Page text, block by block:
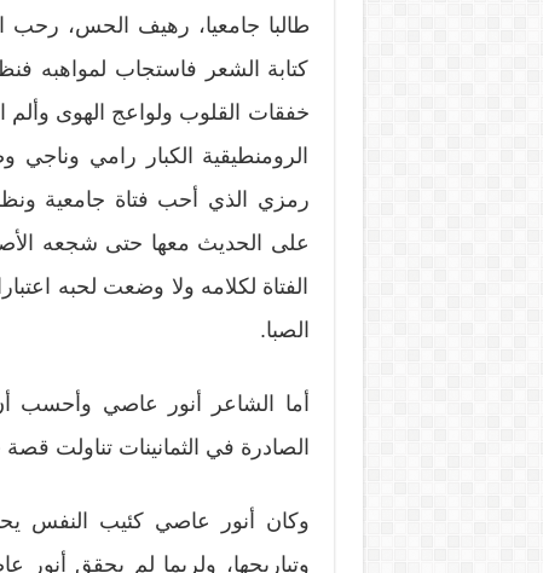
طالبا جامعيا، رهيف الحس، رحب
كتابة الشعر فاستجاب لمواهبه
خفقات القلوب ولواعج الهوى وألم
الرومنطيقية الكبار رامي
رمزي الذي أحب فتاة جامعية
على الحديث معها حتى شجعه
الفتاة لكلامه ولا وضعت لحبه
الصبا.
أما الشاعر أنور عاصي وأحسب
الصادرة في الثمانينات تناولت
وكان أنور عاصي كئيب النفس
وتباريحها، ولربما لم يحقق